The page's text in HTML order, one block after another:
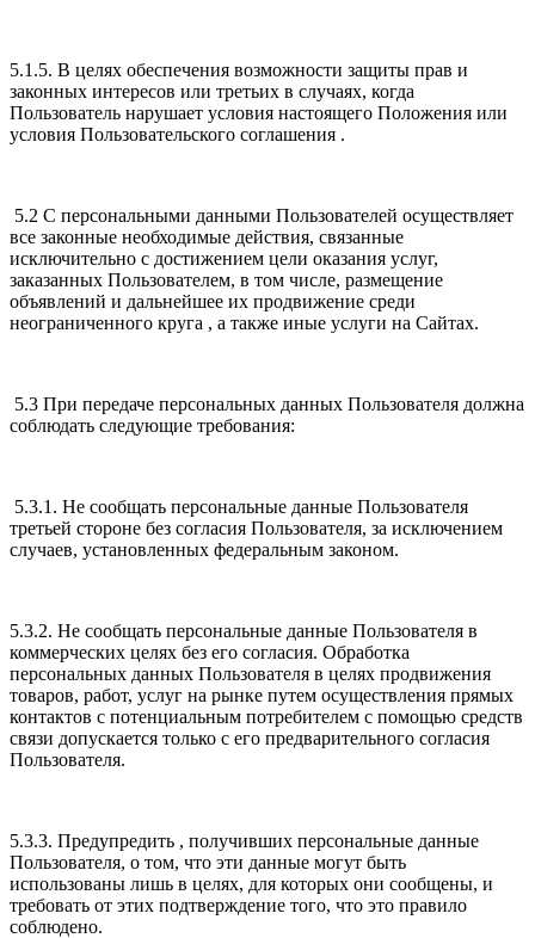
5.1.5. В целях обеспечения возможности защиты прав и
законных интересов или третьих в случаях, когда
Пользователь нарушает условия настоящего Положения или
условия Пользовательского соглашения .
5.2 С персональными данными Пользователей осуществляет
все законные необходимые действия, связанные
исключительно с достижением цели оказания услуг,
заказанных Пользователем, в том числе, размещение
объявлений и дальнейшее их продвижение среди
неограниченного круга , а также иные услуги на Сайтах.
5.3 При передаче персональных данных Пользователя должна
соблюдать следующие требования:
5.3.1. Не сообщать персональные данные Пользователя
третьей стороне без согласия Пользователя, за исключением
случаев, установленных федеральным законом.
5.3.2. Не сообщать персональные данные Пользователя в
коммерческих целях без его согласия. Обработка
персональных данных Пользователя в целях продвижения
товаров, работ, услуг на рынке путем осуществления прямых
контактов с потенциальным потребителем с помощью средств
связи допускается только с его предварительного согласия
Пользователя.
5.3.3. Предупредить , получивших персональные данные
Пользователя, о том, что эти данные могут быть
использованы лишь в целях, для которых они сообщены, и
требовать от этих подтверждение того, что это правило
соблюдено.